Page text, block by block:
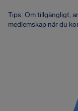
Tips: Om tillgängligt,
medlemskap när du